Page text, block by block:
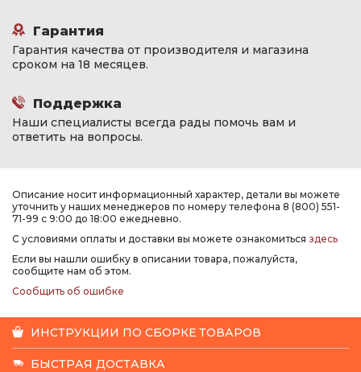
Гарантия
Гарантия качества от производителя и магазина
сроком на 18 месяцев.
Поддержка
Наши специалисты всегда рады помочь вам и
ответить на вопросы.
Описание носит информационный характер, детали вы можете
уточнить у наших менеджеров по номеру телефона 8 (800) 551-
71-99 с 9:00 до 18:00 ежедневно.
С условиями оплаты и доставки вы можете ознакомиться здесь
Если вы нашли ошибку в описании товара, пожалуйста,
сообщите нам об этом.
Сообщить об ошибке
ИНСТРУКЦИИ ПО СБОРКЕ ТОВАРОВ
БЫСТРАЯ ДОСТАВКА